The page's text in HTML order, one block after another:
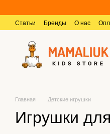
Статьи Бренды О нас
Главная Детские игрушки
Игрушки